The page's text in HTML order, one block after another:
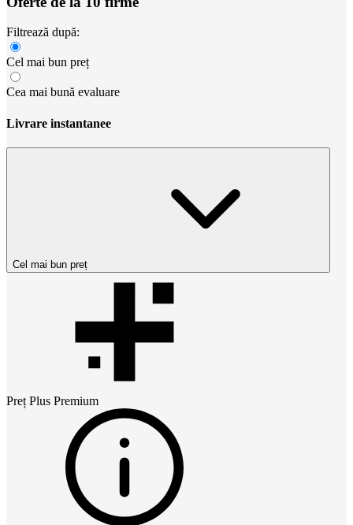
Filtrează după:
Cel mai bun preț
Cea mai bună evaluare
Livrare instantanee
Cel mai bun preț
Preț Plus Premium